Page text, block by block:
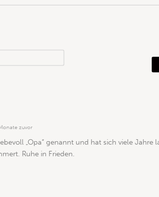
a
zuvor
„Opa“ genannt und hat sich viele Jahre
Ruhe in Frieden.